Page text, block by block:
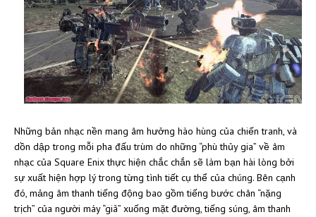
Những bản nhạc nền mang âm hưởng hào hùng của chiến tranh, và
dồn dập trong mỗi pha đấu trùm do những “phù thủy gia” về âm
nhạc của Square Enix thực hiện chắc chắn sẽ làm bạn hài lòng bởi
sự xuất hiện hợp lý trong từng tình tiết cụ thể của chúng. Bên cạnh
đó, mảng âm thanh tiếng động bao gồm tiếng bước chân “nặng
trịch” của người máy “giã” xuống mặt đường, tiếng súng, âm thanh